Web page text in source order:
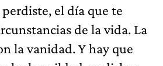
el día que te
de la vida. La
la vanidad. Y hay que